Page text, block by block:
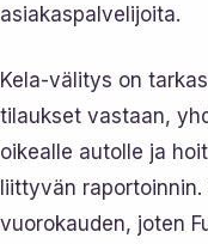
asiakaspalvelijoita.
Kela-välitys on
tilaukset vastaan,
oikealle autolle ja
liittyvän
vuorokauden, joten